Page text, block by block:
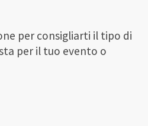
per consigliarti il tipo di
per il tuo evento o